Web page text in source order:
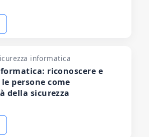
informatica
riconoscere e
persone come
della sicurezza